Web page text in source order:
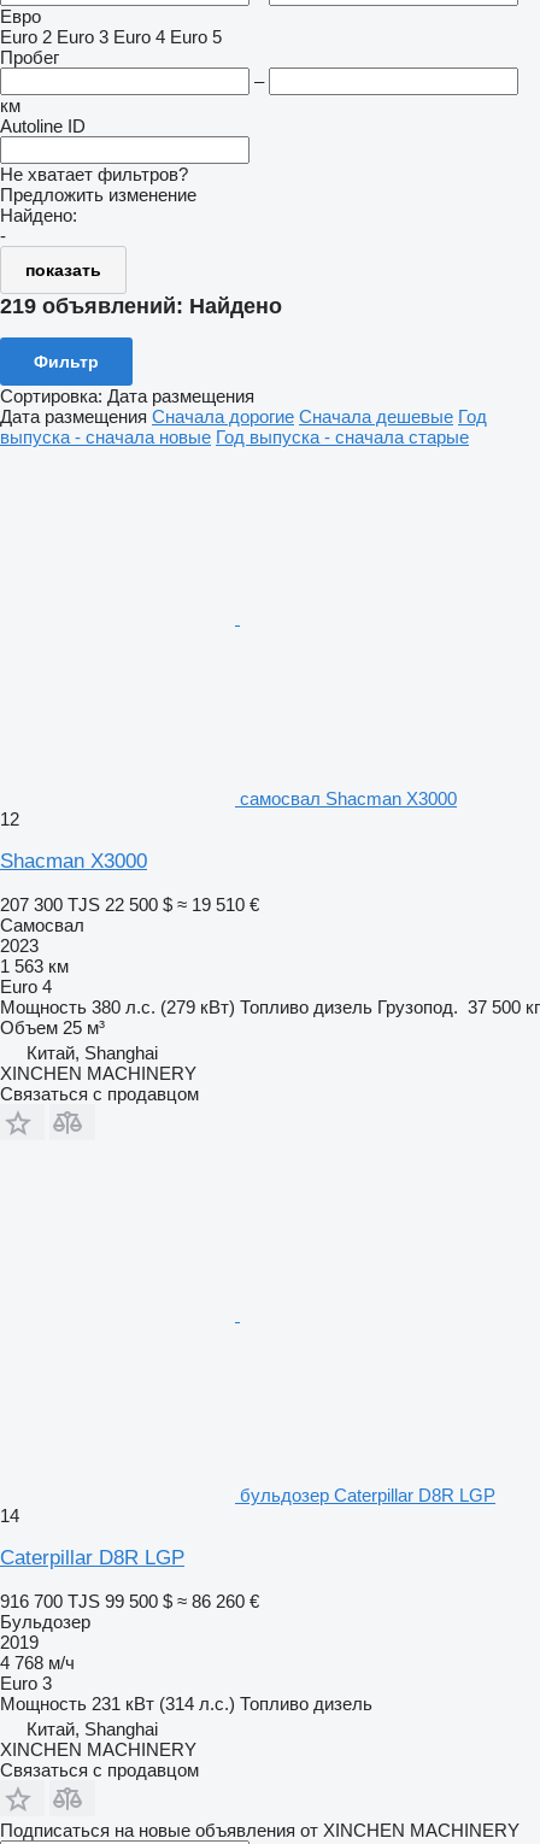
Евро
Euro 2 Euro 3 Euro 4 Euro 5
Пробег
–
км
Autoline ID
Не хватает фильтров?
Предложить изменение
Найдено:
-
показать
219 объявлений: Найдено
Фильтр
Сортировка: Дата размещения
Дата размещения Сначала дорогие Сначала дешевые Год
выпуска - сначала новые Год выпуска - сначала старые
самосвал Shacman X3000
12
Shacman X3000
207 300 TJS 22 500 $ ≈ 19 510 €
Самосвал
2023
1 563 км
Euro 4
Мощность 380 л.с. (279 кВт) Топливо дизель Грузопод. 37 500 кг
Объем 25 м³
Китай, Shanghai
XINCHEN MACHINERY
Связаться с продавцом
бульдозер Caterpillar D8R LGP
14
Caterpillar D8R LGP
916 700 TJS 99 500 $ ≈ 86 260 €
Бульдозер
2019
4 768 м/ч
Euro 3
Мощность 231 кВт (314 л.с.) Топливо дизель
Китай, Shanghai
XINCHEN MACHINERY
Связаться с продавцом
Подписаться на новые объявления от XINCHEN MACHINERY